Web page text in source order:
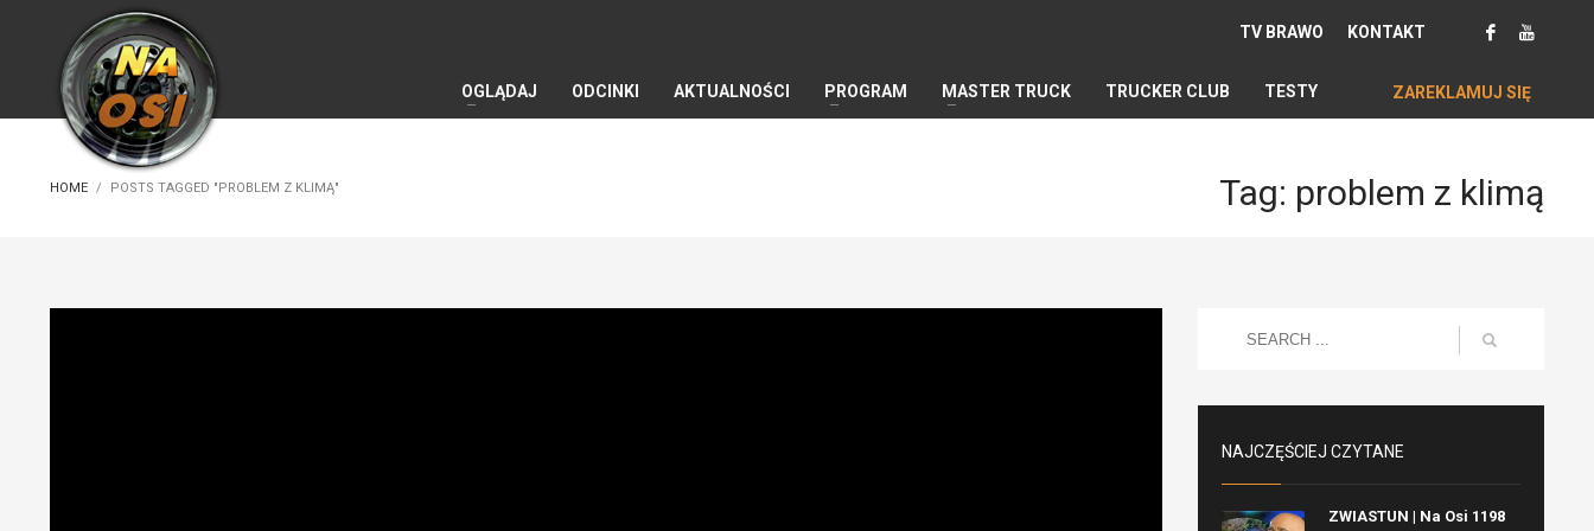
TV BRAWO KONTAKT
OGLĄDAJ ODCINKI AKTUALNOŚCI PROGRAM MASTER TRUCK TRUCKER CLUB TESTY ZAREKLAMUJ SIĘ
HOME POSTS TAGGED "PROBLEM Z KLIMĄ" Tag: problem z klimą
NAJCZĘŚCIEJ CZYTANE
ZWIASTUN | Na Osi 1198